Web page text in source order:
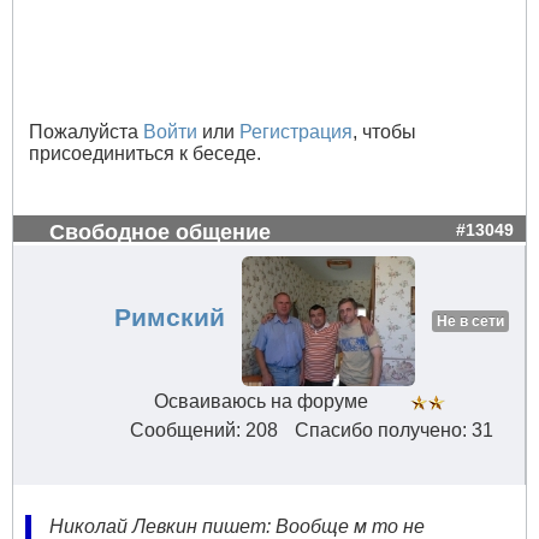
Пожалуйста Войти или Регистрация, чтобы
присоединиться к беседе.
Свободное общение #13049
Римский Не в сети
Осваиваюсь на форуме
Сообщений: 208
Спасибо получено: 31
Николай Левкин пишет: Вообще м то не